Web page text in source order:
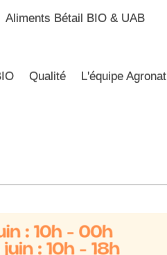
Aliments Bétail BIO & UAB
Qualité L'équipe Agronat